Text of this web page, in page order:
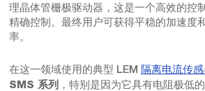
理晶体管栅极驱动器，这是一个高效的控
精确控制。最终用户可获得平稳的加速度
率。
在这一领域使用的典型 LEM 隔离电流传
SMS 系列 ，特别是因为它具有电阻极低